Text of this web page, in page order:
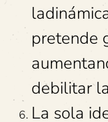
pretende
debilitar
La sola